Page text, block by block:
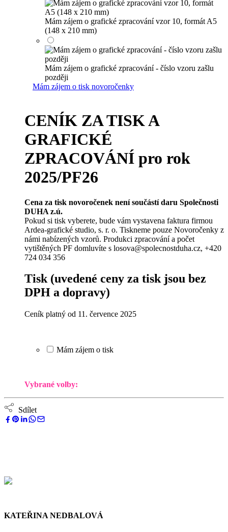
Mám zájem o grafické zpracování vzor 10, formát A5
(148 x 210 mm)
Mám zájem o grafické zpracování - číslo vzoru zašlu
později
Mám zájem o tisk novoročenky
CENÍK ZA TISK A
GRAFICKÉ
ZPRACOVÁNÍ pro rok
2025/PF26
Cena za tisk novoročenek není součástí daru Společnosti
DUHA z.ú.
Pokud si tisk vyberete, bude vám vystavena faktura firmou
Ardea-grafické studio, s. r. o. Tiskneme pouze Novoročenky z
námi nabízených vzorů. Produkci zpracování a počet
vytištěných PF domluvíte s losova@spolecnostduha.cz, +420
724 034 356
Tisk(uvedené ceny za tisk jsou bez
DPH a dopravy)
Ceník platný od 11. července 2025
Mám zájem o tisk
Vybrané volby:
Sdílet
KATEŘINA NEDBALOVÁ